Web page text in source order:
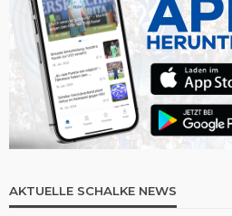
AKTUELLE SCHALKE NEWS